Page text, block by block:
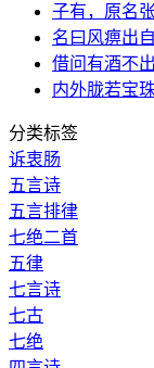
子有，原名
名曰风痹出
借问有酒不
内外胧若宝
分类标签
诉衷肠
五言诗
五言排律
七绝二首
五律
七言诗
七古
七绝